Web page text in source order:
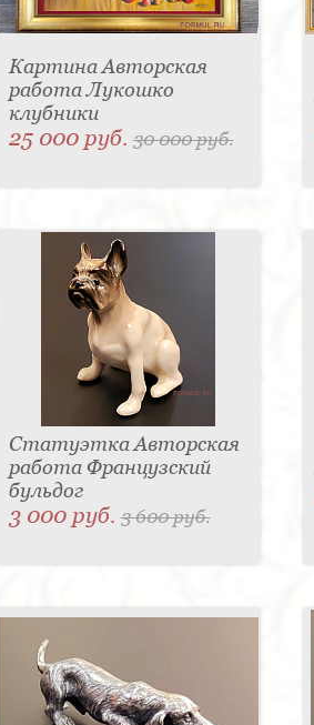
Картина Авторская
работа Лукошко
клубники
25 000 руб.30 000 руб.
Статуэтка Авторская
работа Французский
бульдог
3 000 руб.3 600 руб.